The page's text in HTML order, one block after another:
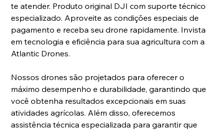
te atender. Produto original DJI com suporte técnico
especializado. Aproveite as condições especiais de
pagamento e receba seu drone rapidamente. Invista
em tecnologia e eficiência para sua agricultura com a
Atlantic Drones.
Nossos drones são projetados para oferecer o
máximo desempenho e durabilidade, garantindo que
você obtenha resultados excepcionais em suas
atividades agrícolas. Além disso, oferecemos
assistência técnica especializada para garantir que